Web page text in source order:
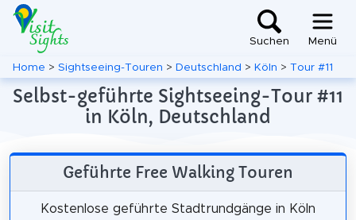
Suchen Menü
Home > Sightseeing-Touren > Deutschland > Köln > Tour #11
Selbst-geführte Sightseeing-Tour #11
in Köln, Deutschland
Geführte Free Walking Touren
Kostenlose geführte Stadtrundgänge in Köln